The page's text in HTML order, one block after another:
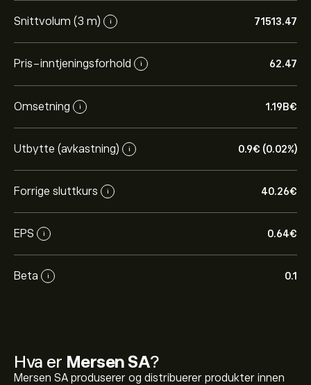
Snittvolum (3 m) i 71513.47
Pris-inntjeningsforhold i 62.47
Omsetning i 1.19B‎€‎
Utbytte (avkastning) i 0.9‎€‎ (0.02%)
Forrige sluttkurs i 40.26‎€‎
EPS i 0.64‎€‎
Beta i 0.1
Hva er Mersen SA?
Mersen SA produserer og distribuerer produkter innen